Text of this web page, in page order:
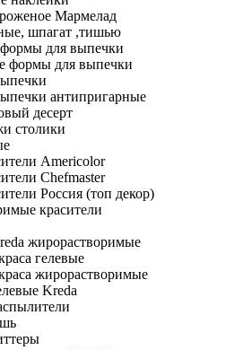
Мармелад
шпагат ,тишью
для выпечки
формы для выпечки
антипригарные
десерт
столики
Americolor
Chefmaster
Россия (топ декор)
красители
жирорастворимые
гелевые
жирорастворимые
Kreda